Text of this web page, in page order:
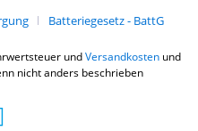
Batteriegesetz - BattG
undVersandkostenund
nicht anders beschrieben